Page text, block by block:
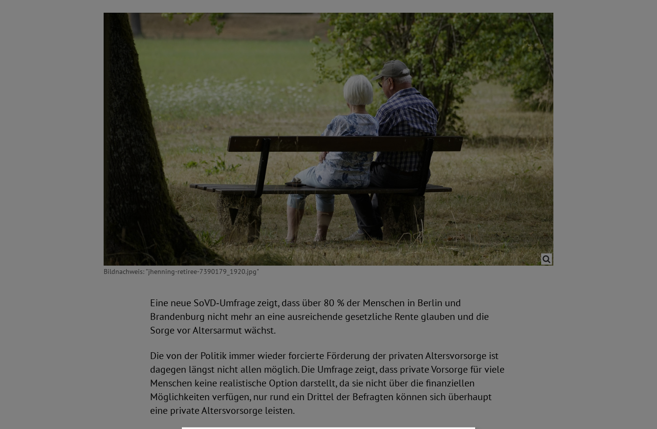
Bildnachweis: "jhenning-retiree-7390179_1920.jpg"
Eine neue SoVD‑Umfrage zeigt, dass über 80 % der Menschen in Berlin und
Brandenburg nicht mehr an eine ausreichende gesetzliche Rente glauben und die
Sorge vor Altersarmut wächst.
Die von der Politik immer wieder forcierte Förderung der privaten Altersvorsorge ist
dagegen längst nicht allen möglich. Die Umfrage zeigt, dass private Vorsorge für viele
Menschen keine realistische Option darstellt, da sie nicht über die finanziellen
Möglichkeiten verfügen, nur rund ein Drittel der Befragten können sich überhaupt
eine private Altersvorsorge leisten.